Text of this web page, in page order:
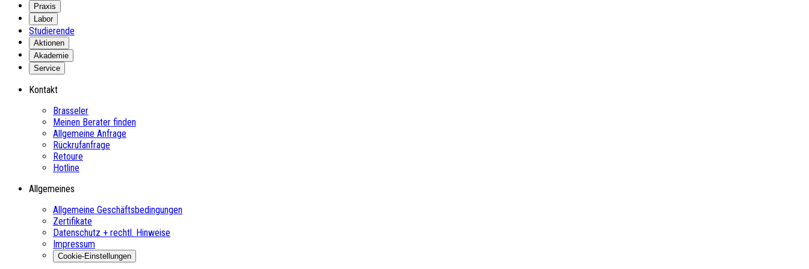
Praxis
Labor
Studierende
Aktionen
Akademie
Service
Kontakt
Brasseler
Meinen Berater finden
Allgemeine Anfrage
Rückrufanfrage
Retoure
Hotline
Allgemeines
Allgemeine Geschäftsbedingungen
Zertifikate
Datenschutz + rechtl. Hinweise
Impressum
Cookie-Einstellungen